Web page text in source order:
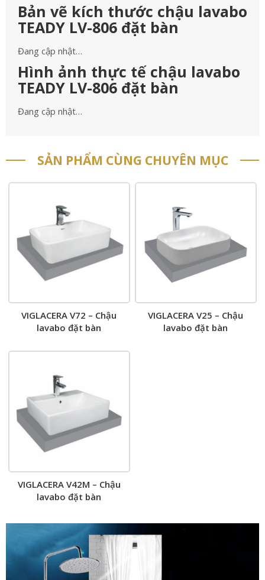
Bản vẽ kích thước chậu lavabo
TEADY LV-806 đặt bàn
Đang cập nhật…
Hình ảnh thực tế chậu lavabo
TEADY LV-806 đặt bàn
Đang cập nhật…
SẢN PHẨM CÙNG CHUYÊN MỤC
VIGLACERA V72 – Chậu
lavabo đặt bàn
VIGLACERA V25 – Chậu
lavabo đặt bàn
VIGLACERA V42M – Chậu
lavabo đặt bàn